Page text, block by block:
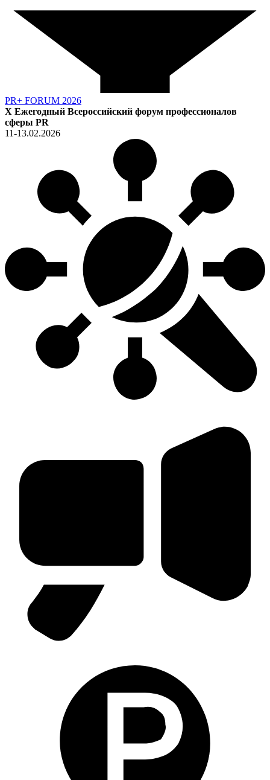
PR+ FORUM 2026
X Ежегодный Всероссийский форум профессионалов
сферы PR
11-13.02.2026